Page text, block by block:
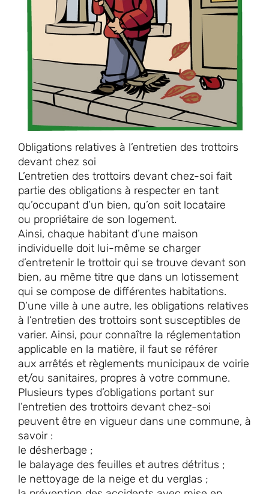
Obligations relatives à l’entretien des trottoirs
devant chez soi
L’entretien des trottoirs devant chez-soi fait
partie des obligations à respecter en tant
qu’occupant d’un bien, qu’on soit locataire
ou propriétaire de son logement.
Ainsi, chaque habitant d’une maison
individuelle doit lui-même se charger
d’entretenir le trottoir qui se trouve devant son
bien, au même titre que dans un lotissement
qui se compose de différentes habitations.
D’une ville à une autre, les obligations relatives
à l’entretien des trottoirs sont susceptibles de
varier. Ainsi, pour connaître la réglementation
applicable en la matière, il faut se référer
aux arrêtés et règlements municipaux de voirie
et/ou sanitaires, propres à votre commune.
Plusieurs types d’obligations portant sur
l’entretien des trottoirs devant chez-soi
peuvent être en vigueur dans une commune, à
savoir :
le désherbage ;
le balayage des feuilles et autres détritus ;
le nettoyage de la neige et du verglas ;